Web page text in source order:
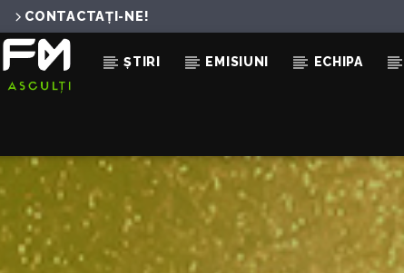
CONTACTAȚI-NE!
ȘTIRI EMISIUNI ECHIPA
CE ASCULTI